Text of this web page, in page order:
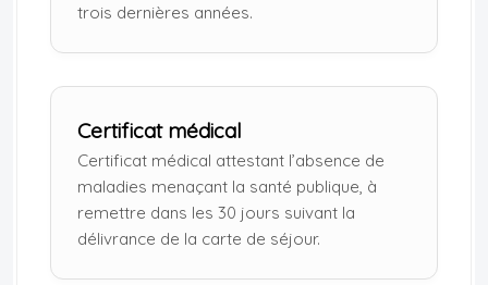
trois dernières années.
Certificat médical
Certificat médical attestant l’absence de
maladies menaçant la santé publique, à
remettre dans les 30 jours suivant la
délivrance de la carte de séjour.